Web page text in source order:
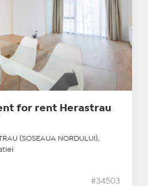
for rent Herastrau
(SOSEAUA NORDULUI),
#34503